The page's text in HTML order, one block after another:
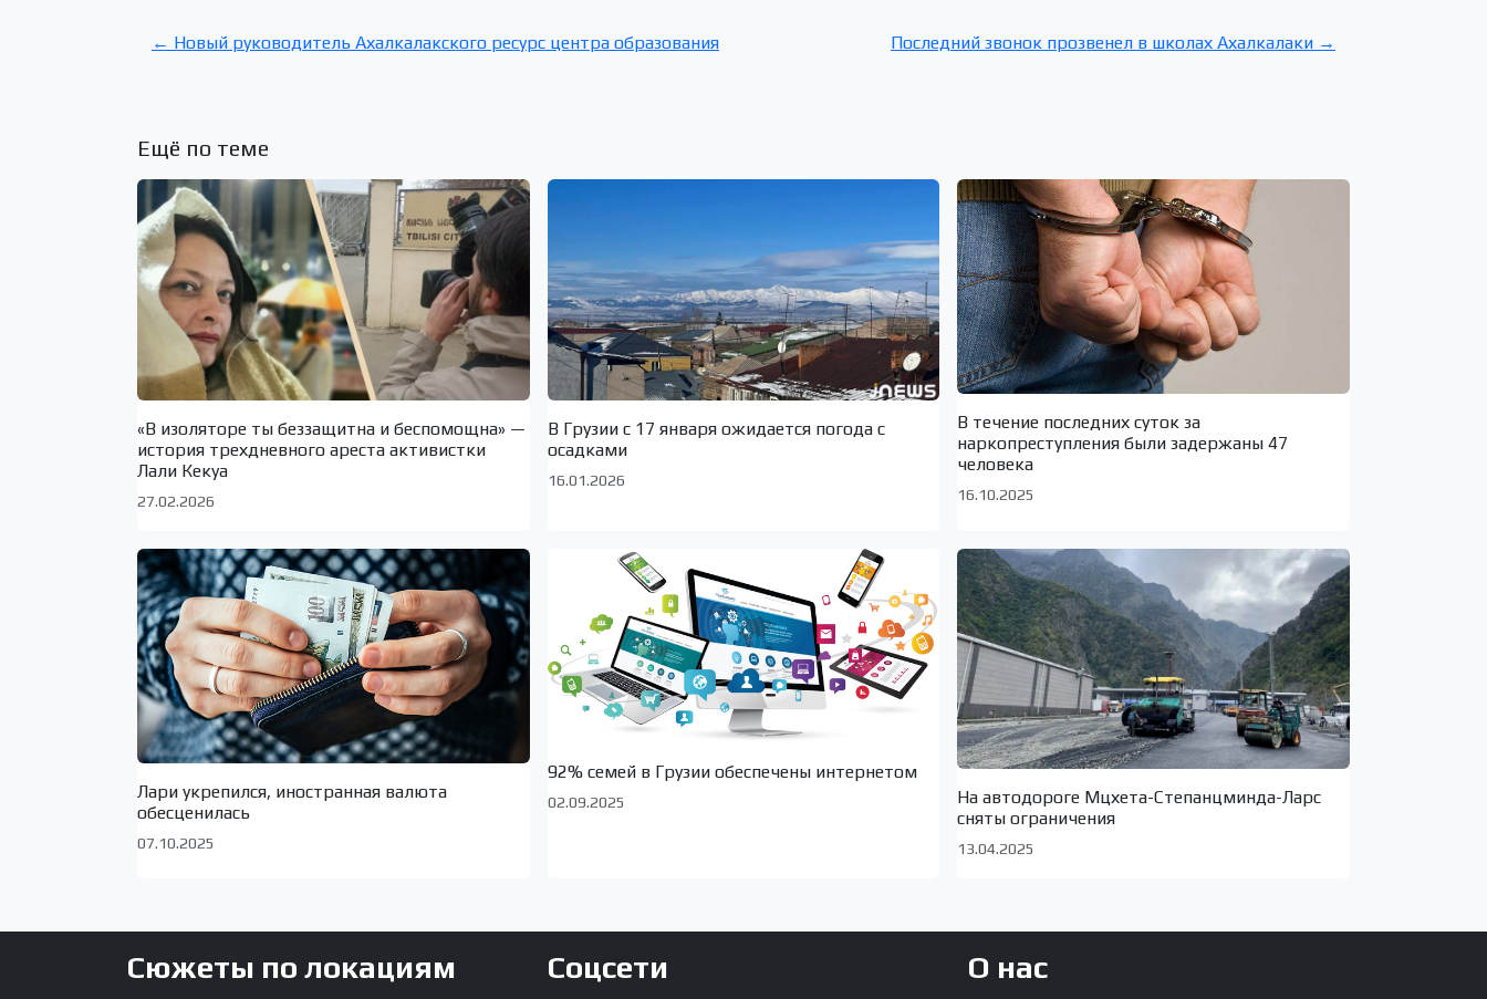
← Новый руководитель Ахалкалакского ресурс центра образования Последний звонок прозвенел в школах Ахалкалаки →
Ещё по теме
«В изоляторе ты беззащитна и беспомощна» —
история трехдневного ареста активистки
Лали Кекуа
27.02.2026
В Грузии с 17 января ожидается погода с
осадками
16.01.2026
В течение последних суток за
наркопреступления были задержаны 47
человека
16.10.2025
Лари укрепился, иностранная валюта
обесценилась
07.10.2025
92% семей в Грузии обеспечены интернетом
02.09.2025
На автодороге Мцхета-Степанцминда-Ларс
сняты ограничения
13.04.2025
Сюжеты по локациям Соцсети О нас